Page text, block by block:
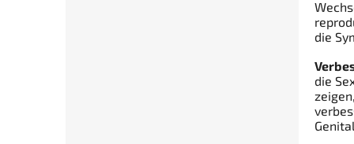
die
die